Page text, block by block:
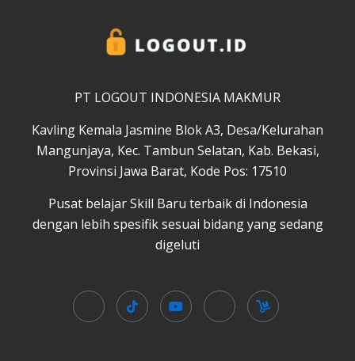
PT LOGOUT INDONESIA MAKMUR
Kavling Kemala Jasmine Blok A3, Desa/Kelurahan
Mangunjaya, Kec. Tambun Selatan, Kab. Bekasi,
Provinsi Jawa Barat, Kode Pos: 17510
Pusat belajar Skill Baru terbaik di Indonesia
dengan lebih spesifik sesuai bidang yang sedang
digeluti